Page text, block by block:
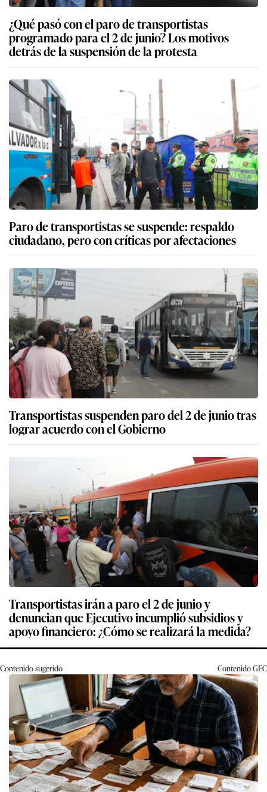
¿Qué pasó con el paro de transportistas
programado para el 2 de junio? Los motivos
detrás de la suspensión de la protesta
Paro de transportistas se suspende: respaldo
ciudadano, pero con críticas por afectaciones
Transportistas suspenden paro del 2 de junio tras
lograr acuerdo con el Gobierno
Transportistas irán a paro el 2 de junio y
denuncian que Ejecutivo incumplió subsidios y
apoyo financiero: ¿Cómo se realizará la medida?
Contenido sugerido ContenidoGEC